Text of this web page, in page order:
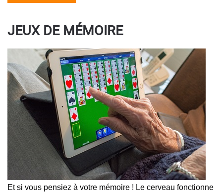
JEUX DE MÉMOIRE
Et si vous pensiez à votre mémoire ! Le cerveau fonctionne